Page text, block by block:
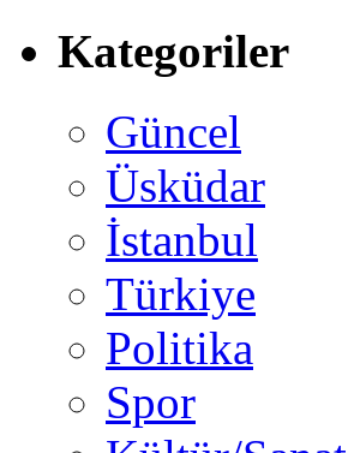
Kategoriler
Güncel
Üsküdar
İstanbul
Türkiye
Politika
Spor